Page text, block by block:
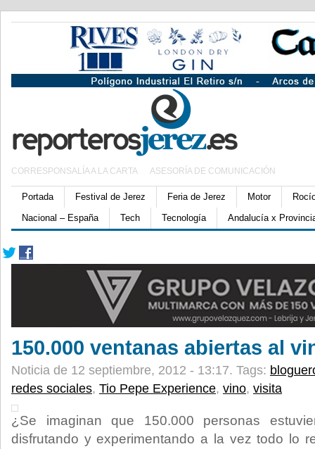
CORRESPONSALÍA A LA CARTA ASESORÍA DE COMUNICACIÓN
Portada Festival de Jerez Feria de Jerez Motor
Nacional – España
Tech Tecnología Andalucía x
150.000 ventanas abiertas al
Noticia de 12 septiembre, 2012 - 13:17. Tags:
redes sociales, Tio Pepe Experience, vino, visita
¿Se imaginan que 150.000 personas
disfrutando y experimentando a la vez todo lo